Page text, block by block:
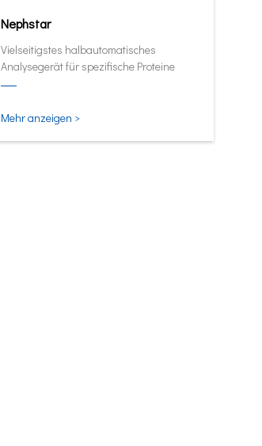
Nephstar
Vielseitigstes halbautomatisches
Analysegerät für spezifische Proteine
Mehr anzeigen >